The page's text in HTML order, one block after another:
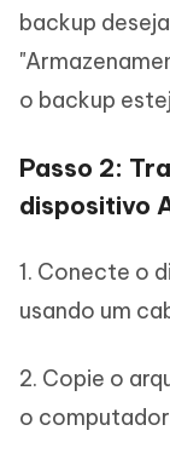
backup
o backup
Passo 2:
dispositivo
1. Conecte o
usando um
2. Copie o
o